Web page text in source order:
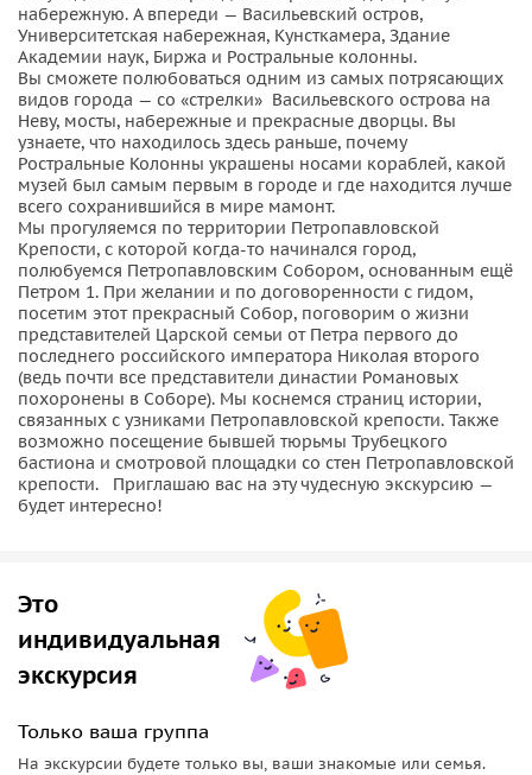
набережную. А впереди — Васильевский остров,
Университетская набережная, Кунсткамера, Здание
Академии наук, Биржа и Ростральные колонны.
Вы сможете полюбоваться одним из самых потрясающих
видов города — со «стрелки» Васильевского острова на
Неву, мосты, набережные и прекрасные дворцы. Вы
узнаете, что находилось здесь раньше, почему
Ростральные Колонны украшены носами кораблей, какой
музей был самым первым в городе и где находится лучше
всего сохранившийся в мире мамонт.
Мы прогуляемся по территории Петропавловской
Крепости, с которой когда-то начинался город,
полюбуемся Петропавловским Собором, основанным ещё
Петром 1. При желании и по договоренности с гидом,
посетим этот прекрасный Собор, поговорим о жизни
представителей Царской семьи от Петра первого до
последнего российского императора Николая второго
(ведь почти все представители династии Романовых
похоронены в Соборе). Мы коснемся страниц истории,
связанных с узниками Петропавловской крепости. Также
возможно посещение бывшей тюрьмы Трубецкого
бастиона и смотровой площадки со стен Петропавловской
крепости. Приглашаю вас на эту чудесную экскурсию —
будет интересно!
Это
индивидуальная
экскурсия
Только ваша группа
На экскурсии будете только вы, ваши знакомые или семья.